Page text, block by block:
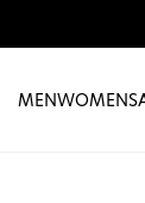
MENWOMEN